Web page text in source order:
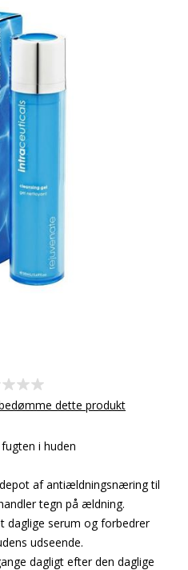
dette produkt
i huden
af antiældningsnæring til
tegn på ældning.
daglige serum og forbedrer
udseende.
dagligt efter den daglige